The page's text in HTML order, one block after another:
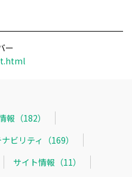
ー
報（182）
ビリティ（169）
サイト情報（11）